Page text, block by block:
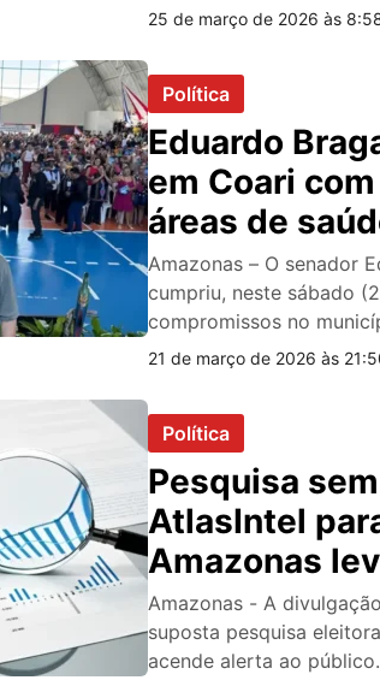
25 de março de 2026 às
Política
Eduardo
em Coari
áreas de
e educação
Amazonas – O senador
cumpriu, neste sábado
compromissos no
21 de março de 2026 às
Política
Pesquisa
AtlasIntel
Amazonas
pode gerar
Amazonas - A
suposta pesquisa
acende alerta ao